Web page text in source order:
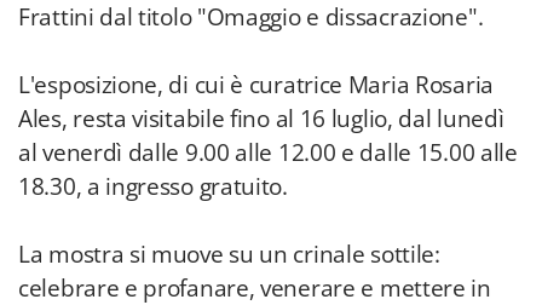
Frattini dal titolo "Omaggio e dissacrazione".
L'esposizione, di cui è curatrice Maria Rosaria
Ales, resta visitabile fino al 16 luglio, dal lunedì
al venerdì dalle 9.00 alle 12.00 e dalle 15.00 alle
18.30, a ingresso gratuito.
La mostra si muove su un crinale sottile:
celebrare e profanare, venerare e mettere in